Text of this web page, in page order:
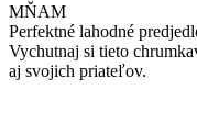
MŇAM
Perfektné lahodné
Vychutnaj si tieto
aj svojich priateľov.